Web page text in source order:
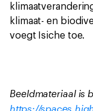
klimaat- en
voegt Isiche toe.
Beeldmateriaal is
https://